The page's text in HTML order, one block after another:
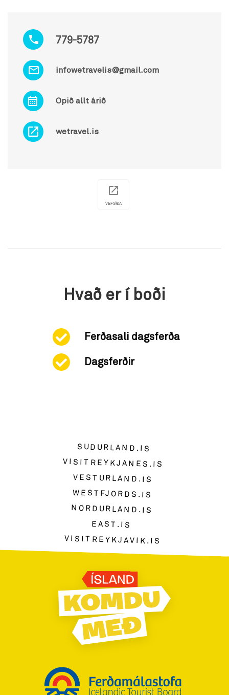
779-5787
infowetravelis@gmail.com
Opið allt árið
wetravel.is
VEFSÍÐA
Hvað er í boði
Ferðasali dagsferða
Dagsferðir
SUDURLAND.IS
VISITREYKJANES.IS
VESTURLAND.IS
WESTFJORDS.IS
NORDURLAND.IS
EAST.IS
VISITREYKJAVIK.IS